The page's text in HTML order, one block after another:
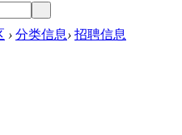
› 分类信息› 招聘信息